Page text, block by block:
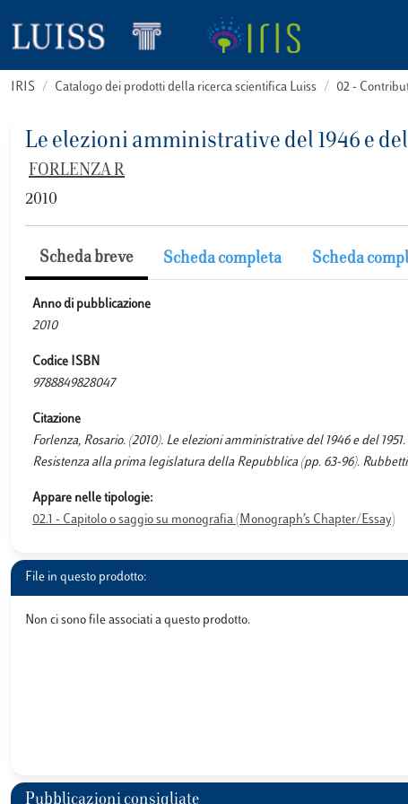
IRIS Catalogo dei prodotti della ricerca scientifica Luiss 02 -
Le elezioni amministrative del 1946 e del
FORLENZA R
2010
Scheda breve Scheda completa Scheda
Anno di pubblicazione
2010
Codice ISBN
9788849828047
Citazione
Forlenza, Rosario. (2010). Le elezioni amministrative del 1946 e del
Resistenza alla prima legislatura della Repubblica (pp. 63-96).
Appare nelle tipologie:
02.1 - Capitolo o saggio su monografia (Monograph’s Chapter/Essay)
File in questo prodotto:
Non ci sono file associati a questo prodotto.
Pubblicazioni consigliate